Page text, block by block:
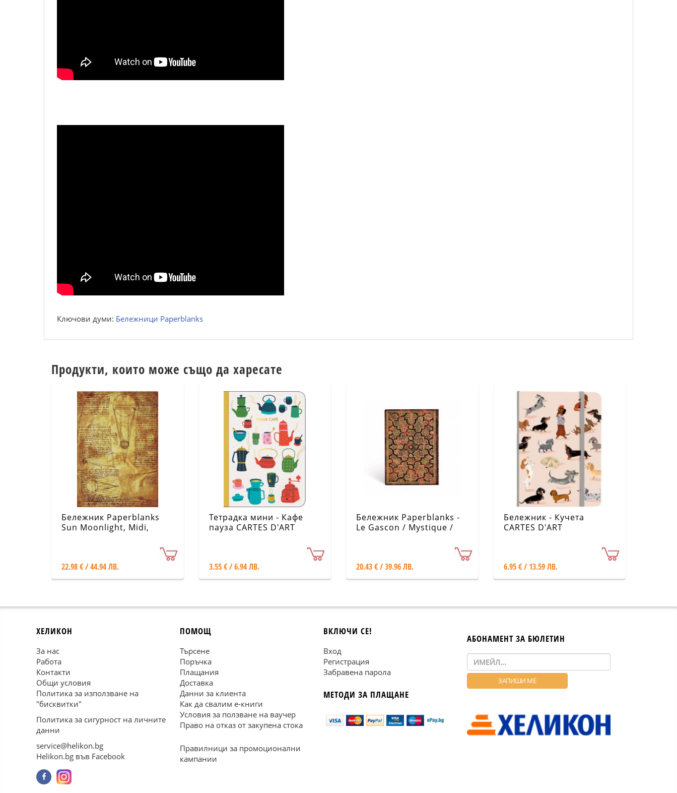
Ключови думи: Бележници Paperblanks
Продукти, които може също да харесате
Бележник Paperblanks
Sun Moonlight, Midi,
22.98 € / 44.94 ЛВ.
Тетрадка мини - Кафе
пауза CARTES D'ART
3.55 € / 6.94 ЛВ.
Бележник Paperblanks -
Le Gascon / Mystique /
20.43 € / 39.96 ЛВ.
Бележник - Кучета
CARTES D'ART
6.95 € / 13.59 ЛВ.
ХЕЛИКОН
За нас
Работа
Контакти
Общи условия
Политика за използване на
"бисквитки"
Политика за сигурност на личните
данни
service@helikon.bg
Helikon.bg във Facebook
ПОМОЩ
Търсене
Поръчка
Плащания
Доставка
Данни за клиента
Как да свалим е-книги
Условия за ползване на ваучер
Право на отказ от закупена стока
Правилници за промоционални
кампании
ВКЛЮЧИ СЕ!
Вход
Регистрация
Забравена парола
МЕТОДИ ЗА ПЛАЩАНЕ
АБОНАМЕНТ ЗА БЮЛЕТИН